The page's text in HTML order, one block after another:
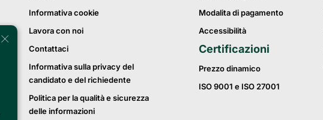
Informativa cookie
Lavora con noi
Contattaci
Informativa sulla privacy del
candidato e del richiedente
Politica per la qualità e sicurezza
delle informazioni
Modalita di pagamento
Accessibilità
Certificazioni
Prezzo dinamico
ISO 9001 e ISO 27001
×